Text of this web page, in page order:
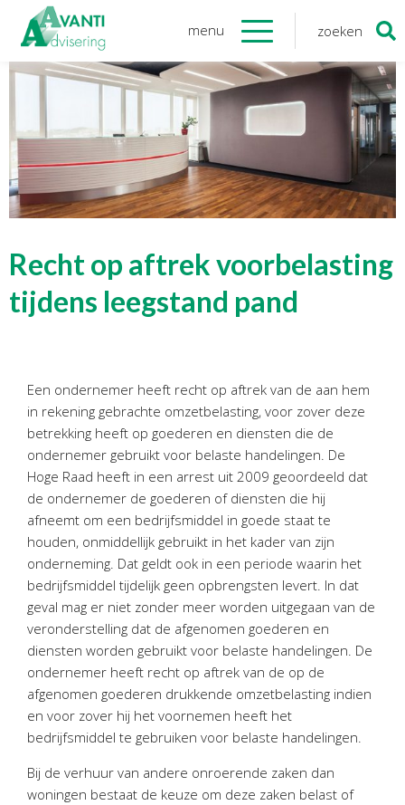
menu zoeken
Organisatie
NOAB gecertificeerd
Algemene verordening
gegevensbescherming
Sponsoring
Onze diensten
Tijdelijk financieel personeel
Personeel & Organisatie
Bedrijfseconomisch advies
Belastingadvies Purmerend
Online boekhouden
Nieuws &informatie
Nieuwsbrief
Nieuwsoverzicht
Handige links
Downloads
Contact
Avanti Online
Zoeken
naar:
Recht op aftrek voorbelasting
tijdens leegstand pand
Een ondernemer heeft recht op aftrek van de aan hem
in rekening gebrachte omzetbelasting, voor zover deze
betrekking heeft op goederen en diensten die de
ondernemer gebruikt voor belaste handelingen. De
Hoge Raad heeft in een arrest uit 2009 geoordeeld dat
de ondernemer de goederen of diensten die hij
afneemt om een bedrijfsmiddel in goede staat te
houden, onmiddellijk gebruikt in het kader van zijn
onderneming. Dat geldt ook in een periode waarin het
bedrijfsmiddel tijdelijk geen opbrengsten levert. In dat
geval mag er niet zonder meer worden uitgegaan van de
veronderstelling dat de afgenomen goederen en
diensten worden gebruikt voor belaste handelingen. De
ondernemer heeft recht op aftrek van de op de
afgenomen goederen drukkende omzetbelasting indien
en voor zover hij het voornemen heeft het
bedrijfsmiddel te gebruiken voor belaste handelingen.
Bij de verhuur van andere onroerende zaken dan
woningen bestaat de keuze om deze zaken belast of